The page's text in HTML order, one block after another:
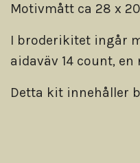
Motivmått ca 28 x
I broderikitet ingår
aidaväv 14 count, en
Detta kit innehåller